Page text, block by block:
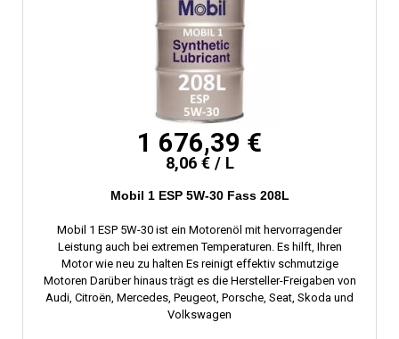
1 676,39 €
8,06 € / L
Mobil 1 ESP 5W-30 Fass 208L
Mobil 1 ESP 5W-30 ist ein Motorenöl mit hervorragender
Leistung auch bei extremen Temperaturen. Es hilft, Ihren
Motor wie neu zu halten Es reinigt effektiv schmutzige
Motoren Darüber hinaus trägt es die Hersteller-Freigaben von
Audi, Citroën, Mercedes, Peugeot, Porsche, Seat, Skoda und
Volkswagen